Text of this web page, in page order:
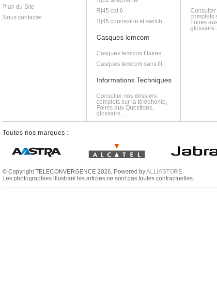
Plan du Site
Nous contacter
Rj45 cat 6
Rj45 connexion et switch
Casques lemcom
Casques lemcom filaires
Casques lemcom sans fil
Informations Techniques
Consulter nos dossiers
complets sur la téléphonie,
Foires aux Questions,
glossaire...
complets
Foires
Toutes nos marques :
© Copyright TELECONVERGENCE 2026. Powered byALLIASTORE.
Les photographies illustrant les articles ne sont pas toutes contractuelles.